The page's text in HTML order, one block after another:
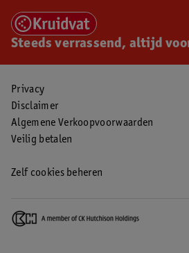
Steeds verrassend, altijd
Privacy
Disclaimer
Algemene Verkoopvoorwaarden
Veilig betalen
Zelf cookies beheren